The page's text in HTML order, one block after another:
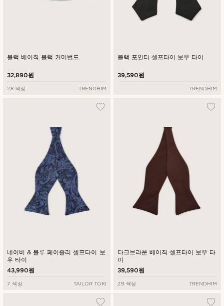
블랙 베이직 블랙 커머번드
32,890원
28 색상 TRENDHIM
블랙 포인티 셀프타이 보우 타이
39,590원
TRENDHIM
네이비 & 블루 페이즐리 셀프타이 보
우 타이
43,990원
7 색상 TAILOR TOKI
다크브라운 베이직 셀프타이 보우 타
이
39,590원
29 색상 TRENDHIM